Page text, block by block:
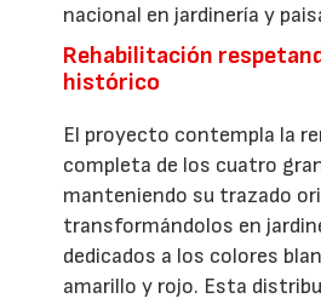
nacional en jardinería y
Rehabilitación
histórico
El proyecto contempla la
completa de los cuatro
manteniendo su trazado
transformándolos en
dedicados a los colores
amarillo y rojo. Esta